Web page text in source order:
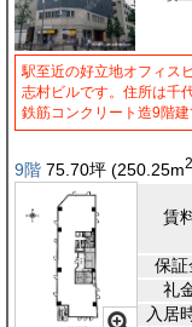
駅至近の好立地オフィス
志村ビルです。住所は千
鉄筋コンクリート造9階
9階 75.70坪 (250.25m2
賃
保証
礼
入居